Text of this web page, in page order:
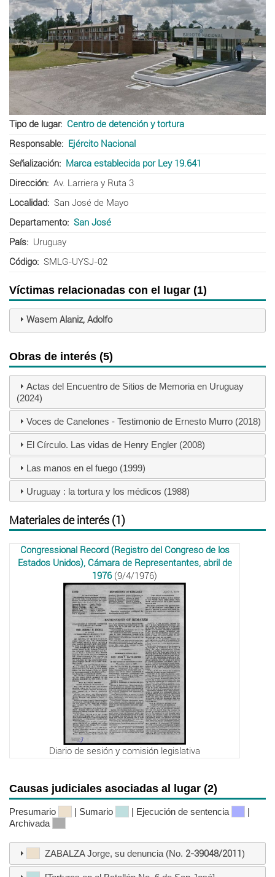
Tipo de lugar
Centro de detención y tortura
Responsable
Ejército Nacional
Señalización
Marca establecida por Ley 19.641
Dirección
Av. Larriera y Ruta 3
Localidad
San José de Mayo
Departamento
San José
País
Uruguay
Código
SMLG-UYSJ-02
Víctimas relacionadas con el lugar (1)
Wasem Alaniz, Adolfo
Obras de interés (5)
Actas del Encuentro de Sitios de Memoria en Uruguay
(2024)
Voces de Canelones - Testimonio de Ernesto Murro (2018)
El Círculo. Las vidas de Henry Engler (2008)
Las manos en el fuego (1999)
Uruguay : la tortura y los médicos (1988)
Materiales de interés (1)
Congressional Record (Registro del Congreso de los
Estados Unidos), Cámara de Representantes, abril de
1976(9/4/1976)
Diario de sesión y comisión legislativa
Causas judiciales asociadas al lugar (2)
Presumario | Sumario | Ejecución de sentencia
|
Archivada
ZABALZA Jorge, su denuncia (No. 2-39048/2011)